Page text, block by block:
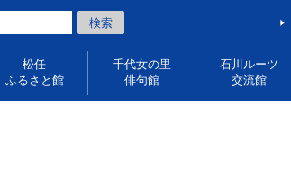
松任
ふるさと館
千代女の里
俳句館
石川ルーツ
交流館